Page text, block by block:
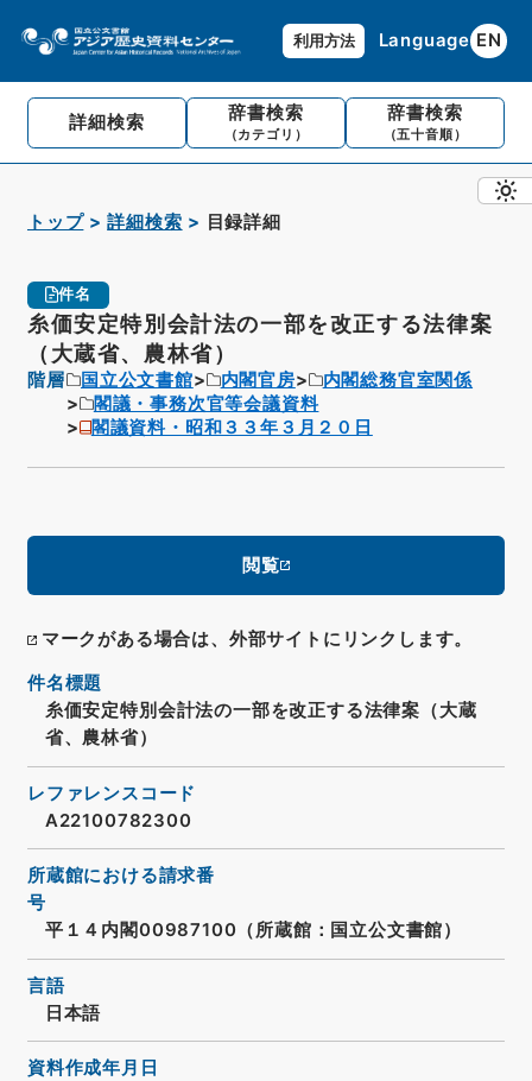
利用方法 Language EN
詳細検索 辞書検索
（カテゴリ）
辞書検索
（五十音順）
トップ 詳細検索 目録詳細
件名
糸価安定特別会計法の一部を改正する法律案
（大蔵省、農林省）
階層 国立公文書館 内閣官房
内閣総務官室関係
閣議・事務次官等会議資料
閣議資料・昭和３３年３月２０日
閲覧
マークがある場合は、外部サイトにリンクします。
件名標題
糸価安定特別会計法の一部を改正する法律案（大蔵
省、農林省）
レファレンスコード
A22100782300
所蔵館における請求番
号
平１４内閣00987100（所蔵館：国立公文書館）
言語
日本語
資料作成年月日